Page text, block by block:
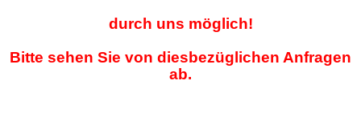
durch uns möglich!
Bitte sehen Sie von diesbezüglichen Anfragen
ab.